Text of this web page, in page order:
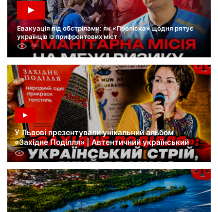
Евакуація під обстрілами: як «Проліска» щодня рятує
українців із прифронтових міст
490
У Львові презентували унікальний альбом
«Західне Поділля» | Автентичний український
стрій
456